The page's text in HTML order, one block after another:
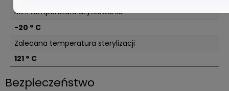
Min. temperatura użytkowania
-20 ° C
Zalecana temperatura sterylizacji
121 ° C
Bezpieczeństwo